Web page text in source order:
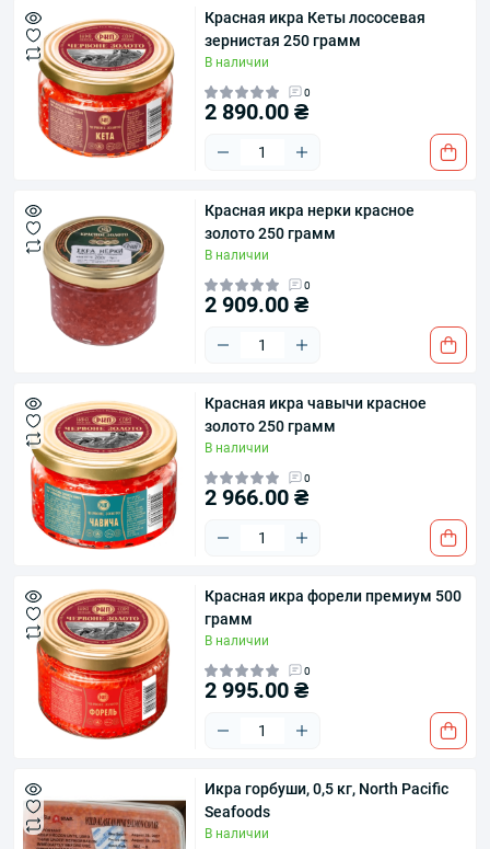
​Красная икра Кеты лососевая
зернистая 250 грамм
В наличии
0
2 890.00 ₴
Красная икра нерки красное
золото 250 грамм
В наличии
0
2 909.00 ₴
Красная икра чавычи красное
золото 250 грамм
В наличии
0
2 966.00 ₴
Красная икра форели премиум 500
грамм
В наличии
0
2 995.00 ₴
Икра горбуши, 0,5 кг, North Pacific
Seafoods
В наличии